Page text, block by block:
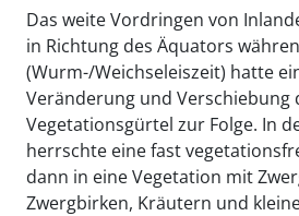
Das weite Vordringen von
in Richtung des Äquators
(Wurm-/Weichseleiszeit) hatte
Veränderung und Verschiebung
Vegetationsgürtel zur Folge. In
herrschte eine fast
dann in eine Vegetation mit
Zwergbirken, Kräutern und